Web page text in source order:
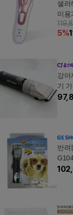
셀러
미용
5%
강아
기
반려